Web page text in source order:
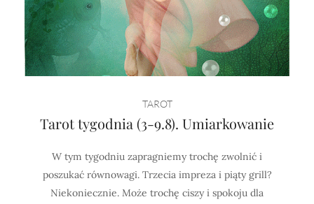
TAROT
Tarot tygodnia (3-9.8). Umiarkowanie
W tym tygodniu zapragniemy trochę zwolnić i
poszukać równowagi. Trzecia impreza i piąty grill?
Niekoniecznie. Może trochę ciszy i spokoju dla